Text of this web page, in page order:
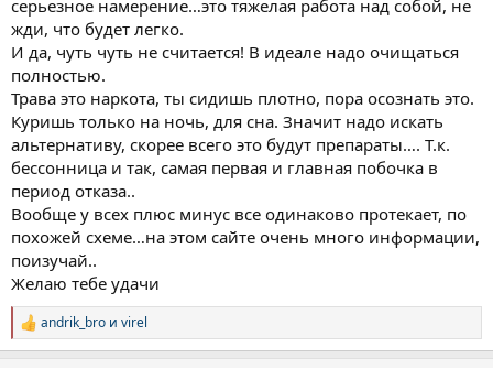
отказаться, когда то надо пробовать, я не хочу курить всю
жизнь. Она мне особо не мешает, но я реально устал, я как в
клетке с хорошей зависимостью. Если есть дельные советы,
буду рад почитать и поговорить с каждым, дай бог здоровья
каждому!
серьезное намерение…это тяжелая работа над собой, не
жди, что будет легко.
И да, чуть чуть не считается! В идеале надо очищаться
полностью.
Трава это наркота, ты сидишь плотно, пора осознать это.
Куришь только на ночь, для сна. Значит надо искать
альтернативу, скорее всего это будут препараты…. Т.к.
бессонница и так, самая первая и главная побочка в
период отказа..
Вообще у всех плюс минус все одинаково протекает, по
похожей схеме…на этом сайте очень много информации,
поизучай..
Желаю тебе удачи
Р
е
andrik_bro и virel